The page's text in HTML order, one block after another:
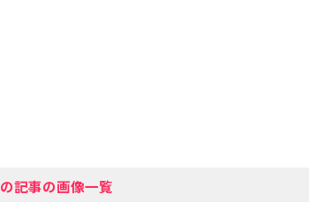
記事の画像一覧